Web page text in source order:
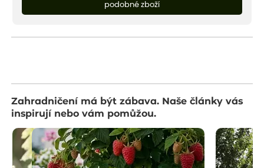
podobné zboží
Zahradničení má být zábava. Naše články vás
inspirují nebo vám pomůžou.